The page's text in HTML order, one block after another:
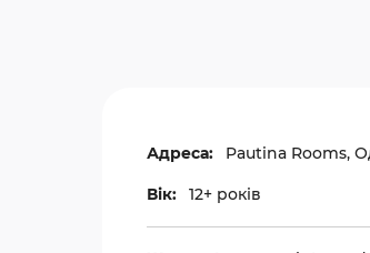
Адреса: Pautina Rooms,
Вік: 12+ років